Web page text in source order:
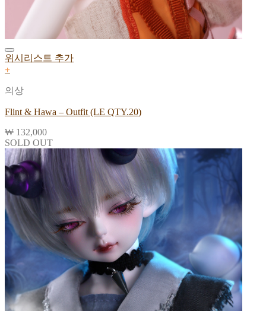
위시리스트 추가
+
의상
Flint & Hawa – Outfit (LE QTY.20)
₩ 132,000
SOLD OUT